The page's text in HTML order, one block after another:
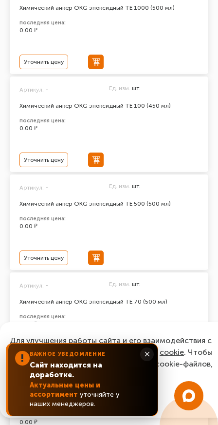
Химический анкер ОКG эпоксидный ТЕ 1000 (500 мл)
последняя цена:
0.00 ₽
Уточнить цену
Химический анкер ОКG эпоксидный ТЕ 100 (450 мл)
Артикул: - Ед. изм. шт.
последняя цена:
0.00 ₽
Уточнить цену
Химический анкер ОКG эпоксидный ТЕ 500 (500 мл)
Артикул: - Ед. изм. шт.
последняя цена:
0.00 ₽
Уточнить цену
Химический анкер ОКG эпоксидный ТЕ 70 (500 мл)
Артикул: - Ед. изм. шт.
последняя цена:
0.00 ₽
Уточнить цену
Химический анкер ОКG эпоксидный ТЕ 100 (500 мл)
Артикул: -
последняя цена:
0.00 ₽
! ВАЖНОЕ УВЕДОМЛЕНИЕ
Сайт находится на
доработке.
Актуальные цены и
ассортимент уточняйте у
наших менеджеров.
×
Для улучшения работы сайта и его взаимодействия с
пользователями мы используем файлы cookie. Чтобы
согласиться с нашим использованием cookie-файлов,
нажмите “Ок, понятно!”
ОК, понятно!